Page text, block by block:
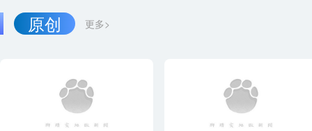
更多>
原创